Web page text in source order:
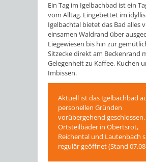
Ein Tag im Igelbachbad ist ein
vom Alltag. Eingebettet im
Igelbachtal bietet das Bad alles
einsamen Waldrand über
Liegewiesen bis hin zur
Sitzecke direkt am Beckenrand
Gelegenheit zu Kaffee, Kuchen
Imbissen.
Aktuell ist das Igelbachbad
personellen Gründen
vorübergehend geschlossen.
Ortsteilbäder in Obertsrot,
Reichental und Lautenbach
regulär geöffnet (Stand